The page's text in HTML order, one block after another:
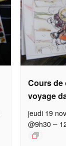
Cours de
voyage
jeudi 19
@9h30 –